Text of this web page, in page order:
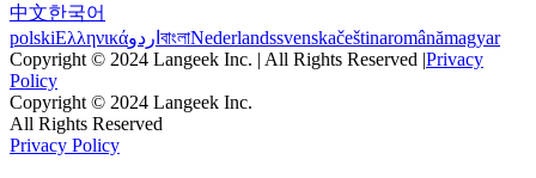
中文한국어
polskiΕλληνικάاردو বাংলাNederlandssvenskačeštinaromânămagyar
Copyright © 2024 Langeek Inc. | All Rights Reserved |Privacy
Policy
Copyright © 2024 Langeek Inc.
All Rights Reserved
Privacy Policy